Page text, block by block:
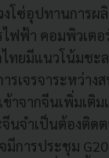
งโซ่อุปทานการ
ไฟฟ้า คอมพิวเต
ทยมีแนวโน้มชะ
รเจรจาระหว่า
าจากจีนเพิ่มเติ
นจำเป็นต้องติ
มีการประชุม